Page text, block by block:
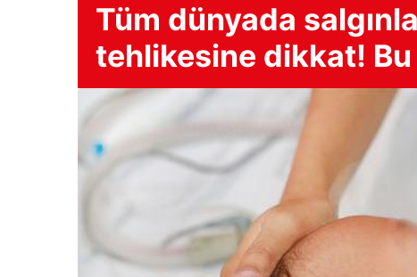
Tüm dünyada
tehlikesine dikkat!